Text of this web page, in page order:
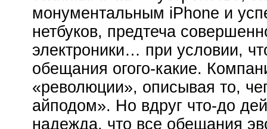
монументальным iPhone и
нетбуков, предтеча
электроники… при условии,
обещания огого-какие.
«революции», описывая то,
айподом». Но вдруг что-до
надежда, что все обещания